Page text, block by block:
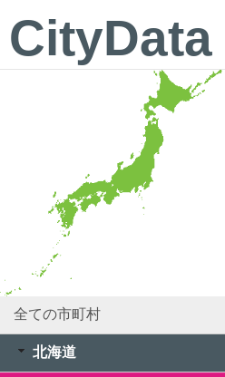
CityData
全ての市町村
北海道